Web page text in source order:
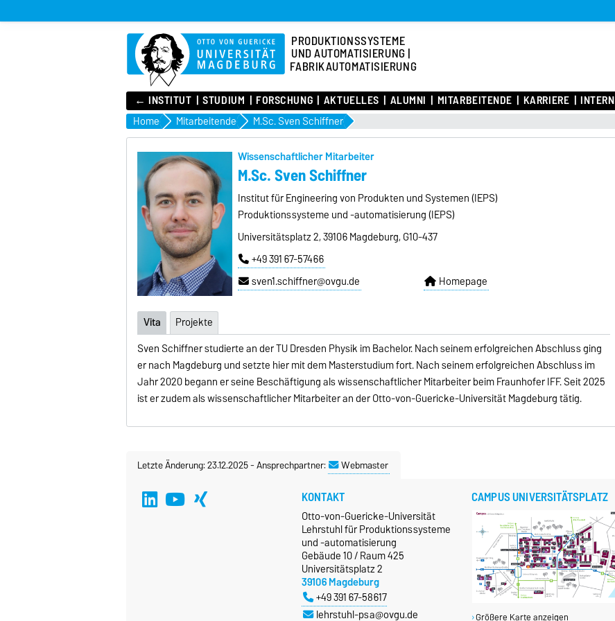
PRODUKTIONSSYSTEME
UND AUTOMATISIERUNG |
FABRIKAUTOMATISIERUNG
← INSTITUT STUDIUM FORSCHUNG AKTUELLES ALUMNI MITARBEITENDE KARRIERE INTERN
Home Mitarbeitende M.Sc. Sven Schiffner
Wissenschaftlicher Mitarbeiter
M.Sc. Sven Schiffner
Institut für Engineering von Produkten und Systemen (IEPS)
Produktionssysteme und -automatisierung (IEPS)
Universitätsplatz 2, 39106 Magdeburg, G10-437
+49 391 67-57466
sven1.schiffner@ovgu.de
Homepage
Vita
Projekte
Sven Schiffner studierte an der TU Dresden Physik im Bachelor. Nach seinem erfolgreichen Abschluss ging
er nach Magdeburg und setzte hier mit dem Masterstudium fort. Nach seinem erfolgreichen Abschluss im
Jahr 2020 begann er seine Beschäftigung als wissenschaftlicher Mitarbeiter beim Fraunhofer IFF. Seit 2025
ist er zudem als wissenschaftlicher Mitarbeiter an der Otto-von-Guericke-Universität Magdeburg tätig.
Letzte Änderung: 23.12.2025-Ansprechpartner: Webmaster
KONTAKT
Otto-von-Guericke-Universität
Lehrstuhl für Produktionssysteme
und -automatisierung
Gebäude 10 / Raum 425
Universitätsplatz 2
39106 Magdeburg
+49 391 67-58617
lehrstuhl-psa@ovgu.de
CAMPUS UNIVERSITÄTSPLATZ
Größere Karte anzeigen